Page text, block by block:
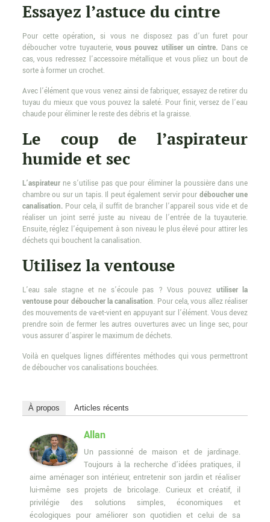
Essayez l’astuce du cintre
Pour cette opération,si vous ne disposez pas d’un furet pour
déboucher votre tuyauterie, vous pouvez utiliser un cintre. Dans ce
cas, vous redressez l’accessoire métallique et vous pliez un bout de
sorte à former un crochet.
Avec l’élément que vous venez ainsi de fabriquer, essayez de retirer du
tuyau du mieux que vous pouvez la saleté. Pour finir, versez de l’eau
chaude pour éliminer le reste des débris et la graisse.
Le coup de l’aspirateur
humide et sec
L’aspirateurne s’utilise pas que pour éliminer la poussière dans une
chambre ou sur un tapis. Il peut également servir pour déboucher une
canalisation.Pour cela, il suffit de brancher l’appareil sous vide et de
réaliser un joint serré juste au niveau de l’entrée de la tuyauterie.
Ensuite, réglez l’équipement à son niveau le plus élevé pour attirer les
déchets qui bouchent la canalisation.
Utilisez la ventouse
L’eau sale stagne et ne s’écoule pas ? Vous pouvez utiliser la
ventouse pour déboucher la canalisation. Pour cela, vous allez réaliser
des mouvements de va-et-vient en appuyant sur l’élément. Vous devez
prendre soin de fermer les autres ouvertures avec un linge sec, pour
vous assurer d’aspirer le maximum de déchets.
Voilà en quelques lignes différentes méthodes qui vous permettront
de déboucher vos canalisations bouchées.
À propos Articles récents
Allan
Un passionné de maison et de jardinage.
Toujours à la recherche d’idées pratiques, il
aime aménager son intérieur, entretenir son jardin et réaliser
lui-même ses projets de bricolage. Curieux et créatif, il
privilégie des solutions simples, économiques et
écologiques pour améliorer son quotidien et celui de sa